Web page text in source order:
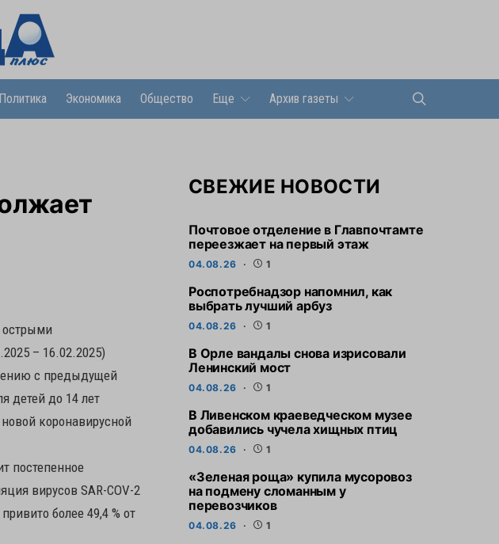
Политика Экономика Общество Еще Архив газеты
острыми
– 16.02.2025)
с предыдущей
детей до 14 лет
коронавирусной
постепенное
вирусов SAR-COV-2
более 49,4 % от
СВЕЖИЕ НОВОСТИ
Почтовое отделение в Главпочтамте
переезжает на первый этаж
04.08.26 1
Роспотребнадзор напомнил, как
выбрать лучший арбуз
04.08.26 1
В Орле вандалы снова изрисовали
Ленинский мост
04.08.26 1
В Ливенском краеведческом музее
добавились чучела хищных птиц
04.08.26 1
«Зеленая роща» купила мусоровоз
на подмену сломанным у
перевозчиков
04.08.26 1